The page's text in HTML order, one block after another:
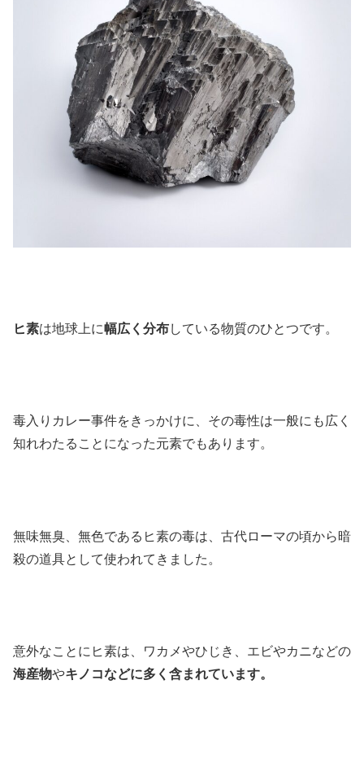
ヒ素は地球上に幅広く分布している物質のひとつです。
毒入りカレー事件をきっかけに、その毒性は一般にも広く
知れわたることになった元素でもあります。
無味無臭、無色であるヒ素の毒は、古代ローマの頃から暗
殺の道具として使われてきました。
意外なことにヒ素は、ワカメやひじき、エビやカニなどの
海産物やキノコなどに多く含まれています。